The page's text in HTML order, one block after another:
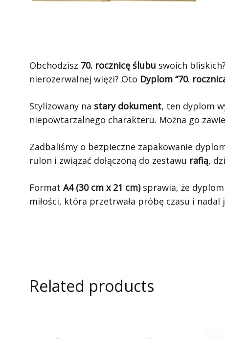
Obchodzisz 70. rocznicę ślubu swoich
nierozerwalnej więzi? Oto Dyplom “70.
Stylizowany na stary dokument, ten dyplom
niepowtarzalnego charakteru. Można go
Zadbaliśmy o bezpieczne zapakowanie
rulon i związać dołączoną do zestawu rafią,
Format A4 (30 cm x 21 cm)sprawia, że
miłości, która przetrwała próbę czasu i
Related products